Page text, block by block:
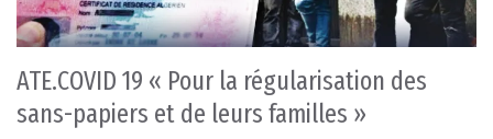
ATE.COVID 19 « Pour la régularisation des
sans-papiers et de leurs familles »